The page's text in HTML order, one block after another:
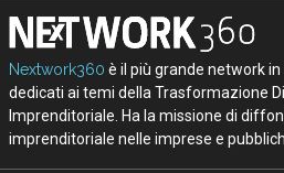
Nextwork360 è il più grande network
dedicati ai temi della Trasformazione
Imprenditoriale. Ha la missione di
imprenditoriale nelle imprese e